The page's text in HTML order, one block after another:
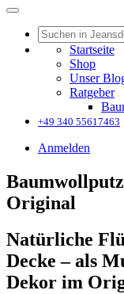
Startseite
Shop
Unser
Ratgeber
+49 340 55617463
Anmelden
Original
Natürliche
Decke – als
Dekor im